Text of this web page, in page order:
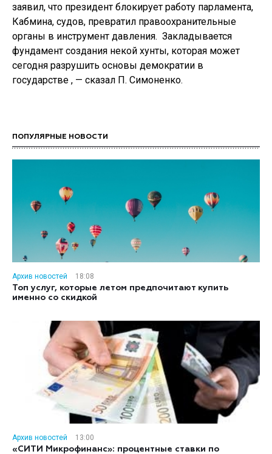
заявил, что президент блокирует работу парламента,
Кабмина, судов, превратил правоохранительные
органы в инструмент давления. Закладывается
фундамент создания некой хунты, которая может
сегодня разрушить основы демократии в
государстве , — сказал П. Симоненко.
ПОПУЛЯРНЫЕ НОВОСТИ
Архив новостей
18:08
Топ услуг, которые летом предпочитают купить
именно со скидкой
Архив новостей
13:00
«СИТИ Микрофинанс»: процентные ставки по